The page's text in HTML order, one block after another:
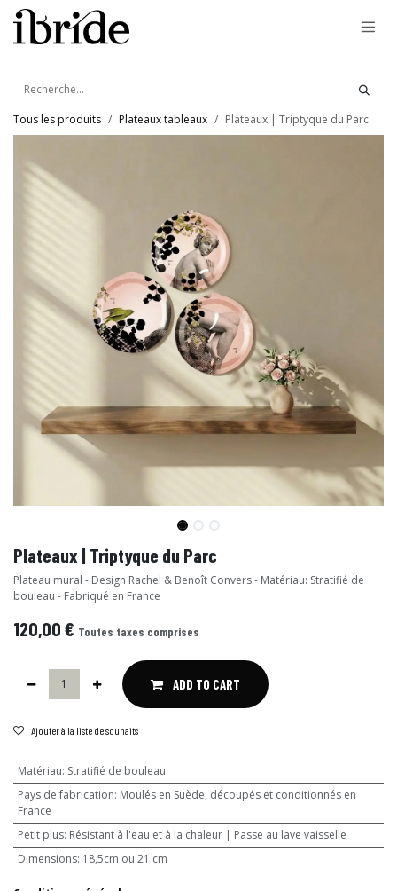
Se rendre au contenu
Tous les produits Plateaux tableaux Plateaux | Triptyque du Parc
Plateaux | Triptyque du Parc
Plateau mural - Design Rachel & Benoît Convers - Matériau: Stratifié de
bouleau - Fabriqué en France
120,00€ Toutes taxes comprises
ADD TO CART
Ajouter à la liste de souhaits
Matériau: Stratifié de bouleau
Pays de fabrication: Moulés en Suède, découpés et conditionnés en
France
Petit plus: Résistant à l'eau et à la chaleur | Passe au lave vaisselle
Dimensions: 18,5cm ou 21 cm